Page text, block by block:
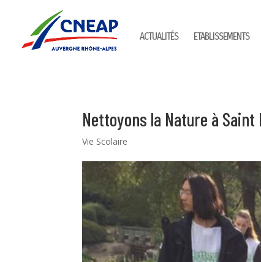
ACTUALITÉS ETABLISSEMENTS
Nettoyons la Nature à Saint
Vie Scolaire